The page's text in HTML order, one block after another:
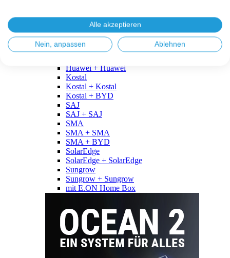
Fronius + BYD
GoodWe
GoodWe + GoodWe
GoodWe + BYD
Huawei + Huawei
Kostal
Kostal + Kostal
Kostal + BYD
SAJ
SAJ + SAJ
SMA
SMA + SMA
SMA + BYD
SolarEdge
SolarEdge + SolarEdge
Sungrow
Sungrow + Sungrow
mit E.ON Home Box
Alle akzeptieren
Nein, anpassen Ablehnen